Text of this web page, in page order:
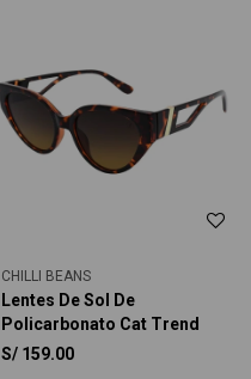
CHILLI BEANS
Lentes De Sol De
Policarbonato Cat Trend
S/ 159.00